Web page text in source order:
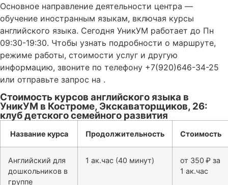
Основное направление деятельности центра —
обучение иностранным языкам, включая курсы
английского языка. Сегодня УникУМ работает до Пн
09:30-19:30. Чтобы узнать подробности о маршруте,
режиме работы, стоимости услуг и другую
информацию, звоните по телефону +7(920)646-34-25
или отправьте запрос на .
Стоимость курсов английского языка в
УникУМ в Костроме, Экскаваторщиков, 26:
клуб детского семейного развития
Название курса Продолжительность Стоимость
Английский для
дошкольников в
группе
1 ак.час (40 минут)
от 350 ₽ за
1 ак.час